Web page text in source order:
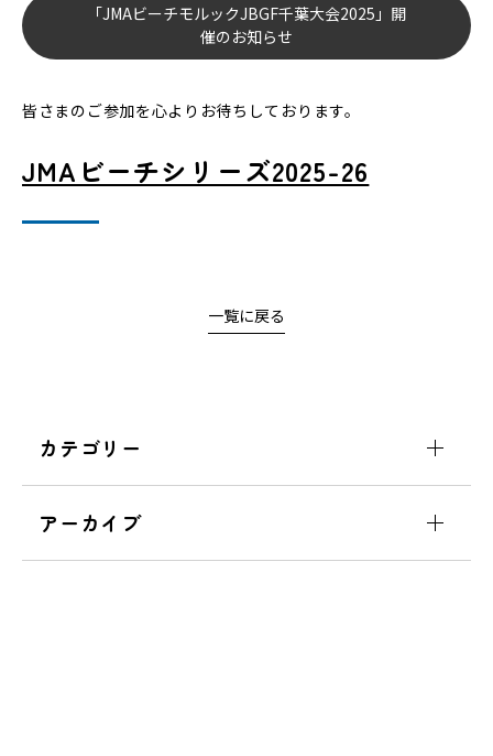
「JMAビーチモルックJBGF千葉大会2025」開
催のお知らせ
皆さまのご参加を心よりお待ちしております。
JMAビーチシリーズ2025-26
一覧に戻る
カテゴリー
アーカイブ